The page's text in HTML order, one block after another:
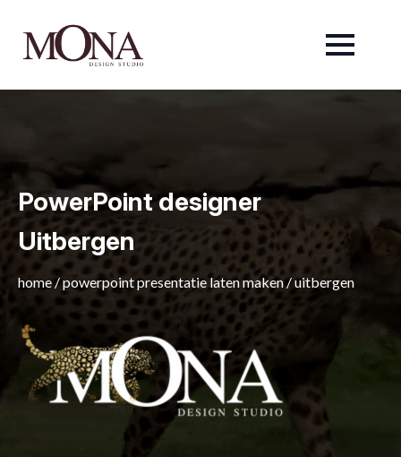
PowerPoint designer
Uitbergen
home /powerpoint presentatie laten maken/uitbergen